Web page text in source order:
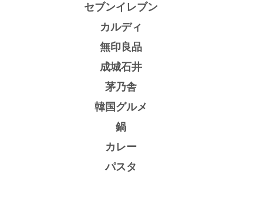
セブンイレブン
カルディ
無印良品
成城石井
茅乃舎
韓国グルメ
鍋
カレー
パスタ